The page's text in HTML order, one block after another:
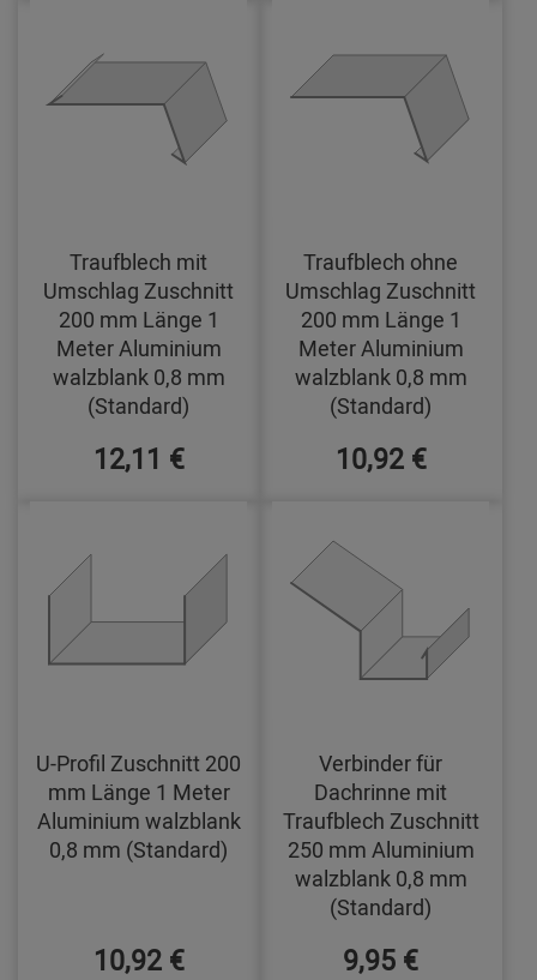
Traufblech mit
Umschlag Zuschnitt
200 mm Länge 1
Meter Aluminium
walzblank 0,8 mm
(Standard)
12,11 €
Traufblech ohne
Umschlag Zuschnitt
200 mm Länge 1
Meter Aluminium
walzblank 0,8 mm
(Standard)
10,92 €
U-Profil Zuschnitt 200
mm Länge 1 Meter
Aluminium walzblank
0,8 mm (Standard)
10,92 €
Verbinder für
Dachrinne mit
Traufblech Zuschnitt
250 mm Aluminium
walzblank 0,8 mm
(Standard)
9,95 €